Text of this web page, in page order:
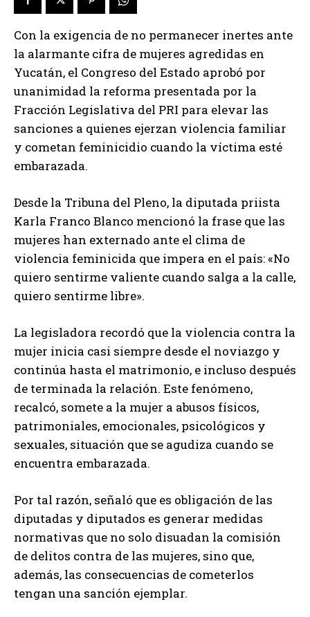
Con la exigencia de no permanecer inertes ante
la alarmante cifra de mujeres agredidas en
Yucatán, el Congreso del Estado aprobó por
unanimidad la reforma presentada por la
Fracción Legislativa del PRI para elevar las
sanciones a quienes ejerzan violencia familiar
y cometan feminicidio cuando la víctima esté
embarazada.
Desde la Tribuna del Pleno, la diputada priista
Karla Franco Blanco mencionó la frase que las
mujeres han externado ante el clima de
violencia feminicida que impera en el país: «No
quiero sentirme valiente cuando salga a la calle,
quiero sentirme libre».
La legisladora recordó que la violencia contra la
mujer inicia casi siempre desde el noviazgo y
continúa hasta el matrimonio, e incluso después
de terminada la relación. Este fenómeno,
recalcó, somete a la mujer a abusos físicos,
patrimoniales, emocionales, psicológicos y
sexuales, situación que se agudiza cuando se
encuentra embarazada.
Por tal razón, señaló que es obligación de las
diputadas y diputados es generar medidas
normativas que no solo disuadan la comisión
de delitos contra de las mujeres, sino que,
además, las consecuencias de cometerlos
tengan una sanción ejemplar.